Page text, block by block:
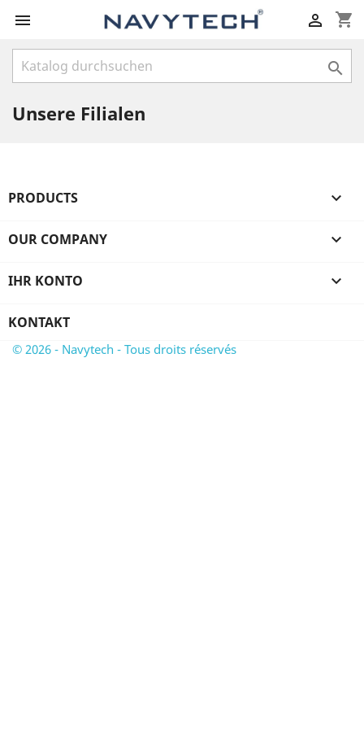
 shopping_cart


Unsere Filialen
PRODUCTS 
OUR COMPANY 
IHR KONTO 
KONTAKT
© 2026 - Navytech - Tous droits réservés